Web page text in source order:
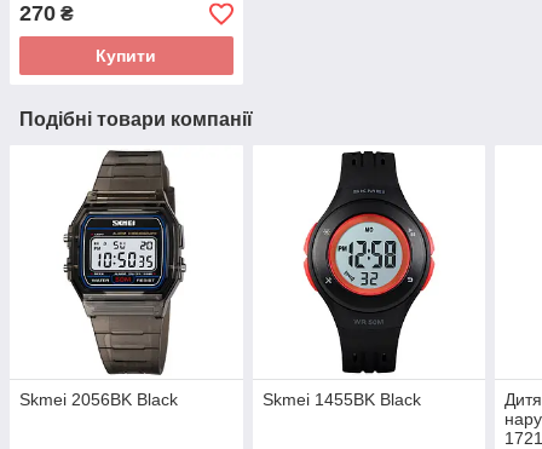
270 ₴
Купити
Подібні товари компанії
Skmei 2056BK Black Skmei 1455BK Black